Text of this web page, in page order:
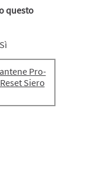
questo
Sì
Pro-
Siero